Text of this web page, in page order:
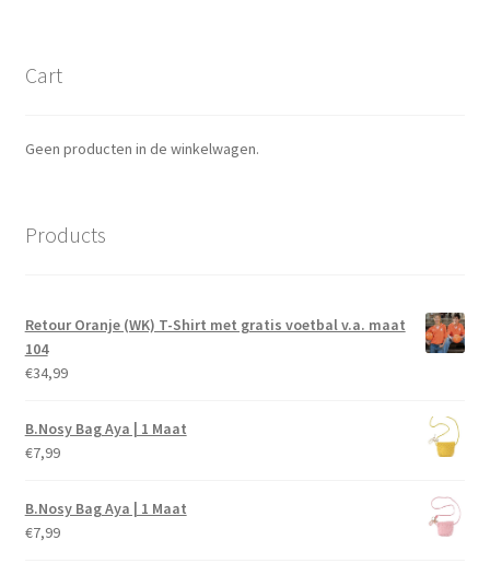
Cart
Geen producten in de winkelwagen.
Products
Retour Oranje (WK) T-Shirt met gratis voetbal v.a. maat
104
€34,99
B.Nosy Bag Aya | 1 Maat
€7,99
B.Nosy Bag Aya | 1 Maat
€7,99